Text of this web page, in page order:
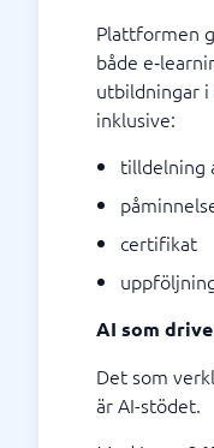
Plattformen
både
utbildningar i
inklusive:
tilldelning
certifikat
AI som
Det som
är AI-stödet.